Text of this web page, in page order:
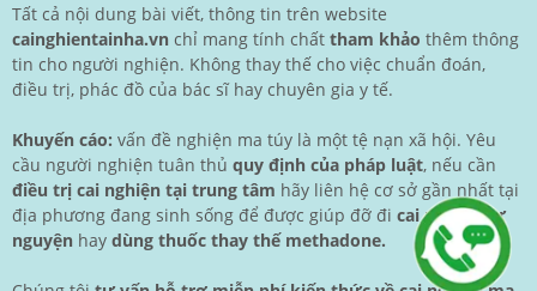
Tất cả nội dung bài viết, thông tin trên website
cainghientainha.vn chỉ mang tính chất tham khảo thêm thông
tin cho người nghiện. Không thay thế cho việc chuẩn đoán,
điều trị, phác đồ của bác sĩ hay chuyên gia y tế.
Khuyến cáo: vấn đề nghiện ma túy là một tệ nạn xã hội. Yêu
cầu người nghiện tuân thủ quy định của pháp luật, nếu cần
điều trị cai nghiện tại trung tâm hãy liên hệ cơ sở gần nhất tại
địa phương đang sinh sống để được giúp đỡ đi cai nghiện tự
nguyện hay dùng thuốc thay thế methadone.